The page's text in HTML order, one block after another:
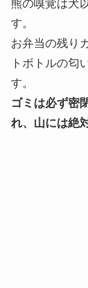
熊の嗅覚は犬
す。
お弁当の残り
トボトルの匂
す。
ゴミは必ず密
れ、山には絶